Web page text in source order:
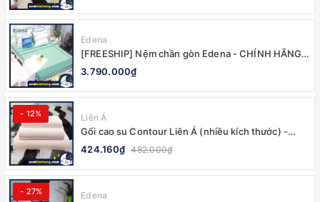
Edena
[FREESHIP] Nệm chần gòn Edena - CHÍNH HÃNG,
BẢO HÀNH 5 NĂM
3.790.000₫
- 12% Liên Á
Gối cao su Contour Liên Á (nhiều kích thước) -
100% CHÍNH HÃNG
424.160₫ 482.000₫
- 27% Edena